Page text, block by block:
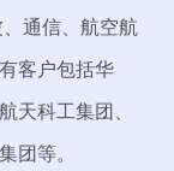
通信、航空航
客户包括华
天科工集团、
团等。